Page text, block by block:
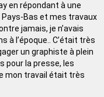
en répondant à une
Bas et mes travaux
jamais, je n’avais
à l’époque.. C’était très
un graphiste à plein
pour la presse, les
mon travail était très